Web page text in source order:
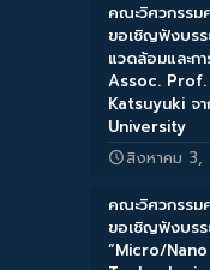
คณะวิศวกรร
ขอเชิญฟังบร
แวดล้อมและก
Assoc. Prof.
Katsuyuki จ
University
สิงหาคม 3,
คณะวิศวกรร
ขอเชิญฟังบร
“Micro/